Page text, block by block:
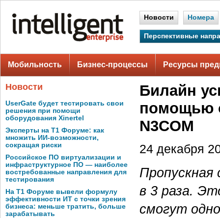
Новости Номера
Перспективные
Мобильность Бизнес-процессы Ресурсы
Новости
UserGate будет тестировать свои
решения при помощи
оборудования Xinertel
Эксперты на Т1 Форуме: как
множить ИИ-возможности,
сокращая риски
Российское ПО виртуализации и
инфраструктурное ПО — наиболее
востребованные направления для
тестирования
На Т1 Форуме вывели формулу
эффективности ИТ с точки зрения
бизнеса: меньше тратить, больше
зарабатывать
Билайн
помощью
N3COM
24 декабря
Пропускная
в 3 раза.
смогут